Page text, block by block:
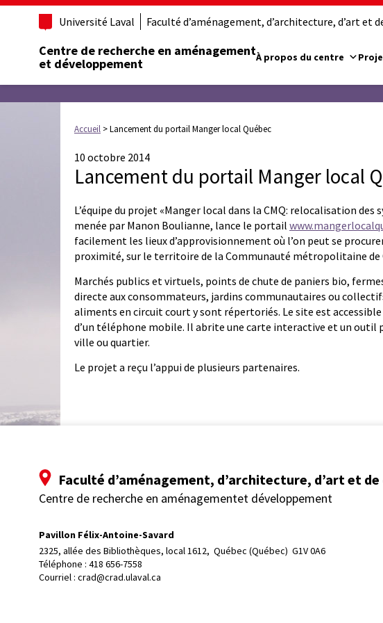
Université Laval Faculté d’aménagement, d’architecture, d’art et
Centre de recherche en aménagement
et développement
À propos du centre
Accueil >Lancement du portail Manger local Québec
10 octobre 2014
Lancement du portail Manger local
L’équipe du projet «Manger local dans la CMQ: relocalisation
menée par Manon Boulianne, lance le portail
facilement les lieux d’approvisionnement où l’on peut se
proximité, sur le territoire de la Communauté métropolitaine de
Marchés publics et virtuels, points de chute de paniers bio,
directe aux consommateurs, jardins communautaires ou
aliments en circuit court y sont répertoriés. Le site est
d’un téléphone mobile. Il abrite une carte interactive et un outil
ville ou quartier.
Le projet a reçu l’appui de plusieurs partenaires.
Faculté d’aménagement, d’architecture, d’art et de
Centre de recherche en aménagementet développement
Pavillon Félix-Antoine-Savard
2325, allée des Bibliothèques, local 1612, Québec (Québec)  G1V 0A6
Téléphone : 418 656-7558
Courriel : crad@crad.ulaval.ca